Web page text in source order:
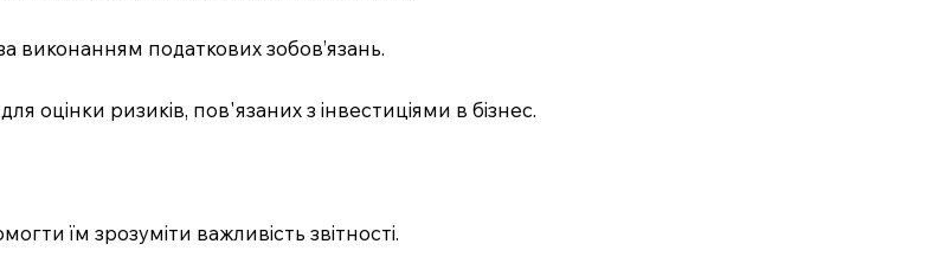
виконанням податкових зобов’язань.
оцінки ризиків, пов'язаних з інвестиціями в бізнес.
їм зрозуміти важливість звітності.